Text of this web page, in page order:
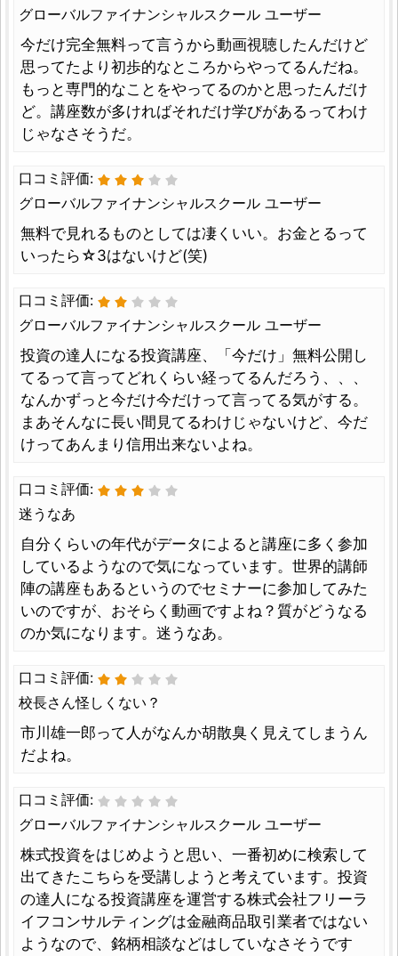
グローバルファイナンシャルスクール ユーザー
今だけ完全無料って言うから動画視聴したんだけど
思ってたより初歩的なところからやってるんだね。
もっと専門的なことをやってるのかと思ったんだけ
ど。講座数が多ければそれだけ学びがあるってわけ
じゃなさそうだ。
口コミ評価:
グローバルファイナンシャルスクール ユーザー
無料で見れるものとしては凄くいい。お金とるって
いったら☆3はないけど(笑)
口コミ評価:
グローバルファイナンシャルスクール ユーザー
投資の達人になる投資講座、「今だけ」無料公開し
てるって言ってどれくらい経ってるんだろう、、、
なんかずっと今だけ今だけって言ってる気がする。
まあそんなに長い間見てるわけじゃないけど、今だ
けってあんまり信用出来ないよね。
口コミ評価:
迷うなあ
自分くらいの年代がデータによると講座に多く参加
しているようなので気になっています。世界的講師
陣の講座もあるというのでセミナーに参加してみた
いのですが、おそらく動画ですよね？質がどうなる
のか気になります。迷うなあ。
口コミ評価:
校長さん怪しくない？
市川雄一郎って人がなんか胡散臭く見えてしまうん
だよね。
口コミ評価:
グローバルファイナンシャルスクール ユーザー
株式投資をはじめようと思い、一番初めに検索して
出てきたこちらを受講しようと考えています。投資
の達人になる投資講座を運営する株式会社フリーラ
イフコンサルティングは金融商品取引業者ではない
ようなので、銘柄相談などはしていなさそうです